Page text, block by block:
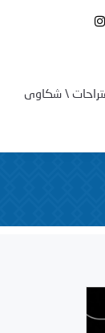
\ شكاوى